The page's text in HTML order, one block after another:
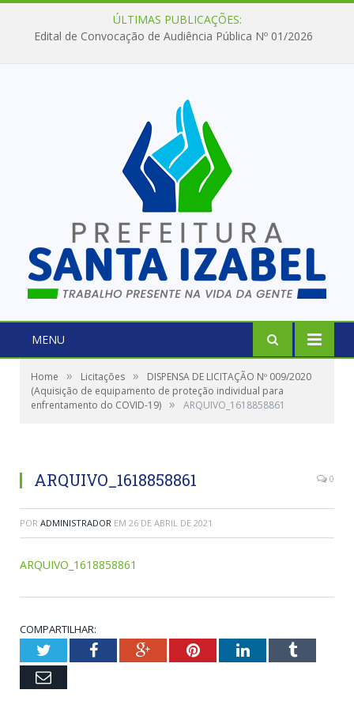
ÚLTIMAS PUBLICAÇÕES:
Edital de Convocação de Audiência Pública Nº 01/2026
MENU
Home » Licitações »
DISPENSA DE LICITAÇÃO Nº 009/2020
(Aquisição de equipamento de proteção individual para
enfrentamento do COVID-19) » ARQUIVO_1618858861
ARQUIVO_1618858861 0
POR ADMINISTRADOR EM 26 DE ABRIL DE 2021
ARQUIVO_1618858861
COMPARTILHAR:
TwitterFacebookGoogle+PinterestLinkedInTumblr
Email